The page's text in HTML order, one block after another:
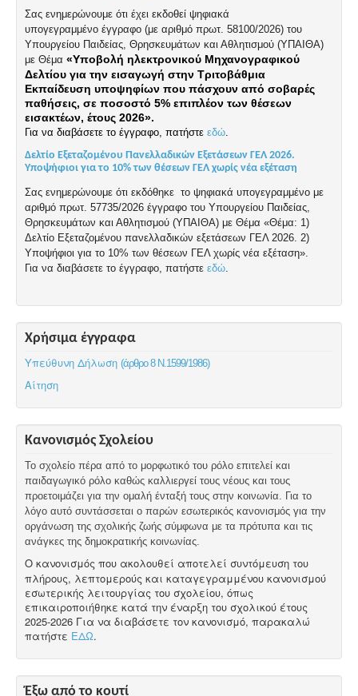
Σας ενημερώνουμε ότι έχει εκδοθεί ψηφιακά
υπογεγραμμένο έγγραφο (με αριθμό πρωτ. 58100/2026) του
Υπουργείου Παιδείας, Θρησκευμάτων και Αθλητισμού (ΥΠΑΙΘΑ)
με Θέμα «Υποβολή ηλεκτρονικού Μηχανογραφικού
Δελτίου για την εισαγωγή στην Τριτοβάθμια
Εκπαίδευση υποψηφίων που πάσχουν από σοβαρές
παθήσεις, σε ποσοστό 5% επιπλέον των θέσεων
εισακτέων, έτους 2026».
Για να διαβάσετε το έγγραφο, πατήστε εδώ
Δελτίο Εξεταζομένου Πανελλαδικών Εξετάσεων ΓΕΛ 2026.
Υποψήφιοι για το 10% των θέσεων ΓΕΛ χωρίς νέα εξέταση
Σας ενημερώνουμε ότι εκδόθηκε το ψηφιακά υπογεγραμμένο με
αριθμό πρωτ. 57735/2026 έγγραφο του Υπουργείου Παιδείας,
Θρησκευμάτων και Αθλητισμού (ΥΠΑΙΘΑ) με Θέμα «Θέμα: 1)
Δελτίο Εξεταζομένου πανελλαδικών εξετάσεων ΓΕΛ 2026. 2)
Υποψήφιοι για το 10% των θέσεων ΓΕΛ χωρίς νέα εξέταση».
Για να διαβάσετε το έγγραφο, πατήστε εδώ
Χρήσιμα έγγραφα
Υπεύθυνη Δήλωση (άρθρο 8 Ν.1599/1986)
Αίτηση
Κανονισμός Σχολείου
Το σχολείο πέρα από το μορφωτικό του ρόλο επιτελεί και
παιδαγωγικό ρόλο καθώς καλλιεργεί τους νέους και τους
προετοιμάζει για την ομαλή ένταξή τους στην κοινωνία. Για το
λόγο αυτό συντάσσεται ο παρών εσωτερικός κανονισμός για την
οργάνωση της σχολικής ζωής σύμφωνα με τα πρότυπα και τις
ανάγκες της δημοκρατικής κοινωνίας.
Ο κανονισμός που ακολουθεί αποτελεί συντόμευση του
πλήρους, λεπτομερούς και καταγεγραμμένου κανονισμού
εσωτερικής λειτουργίας του σχολείου, όπως
επικαιροποιήθηκε κατά την έναρξη του σχολικού έτους
2025-2026 Για να διαβάσετε τον κανονισμό, παρακαλώ
πατήστε ΕΔΩ.
Έξω από το κουτί